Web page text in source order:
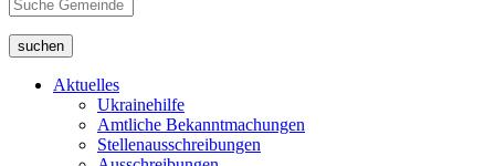
suchen
Aktuelles
Ukrainehilfe
Amtliche Bekanntmachungen
Stellenausschreibungen